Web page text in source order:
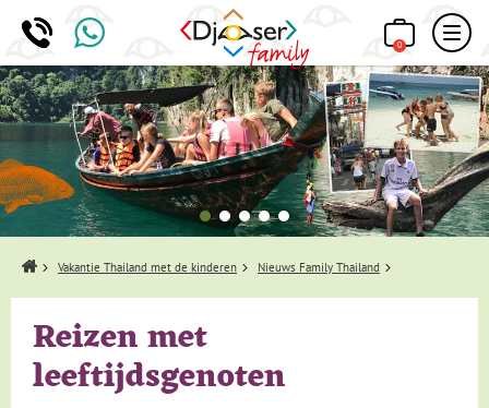
0
Home Vakantie Thailand met de kinderen Nieuws Family Thailand
Reizen met
leeftijdsgenoten